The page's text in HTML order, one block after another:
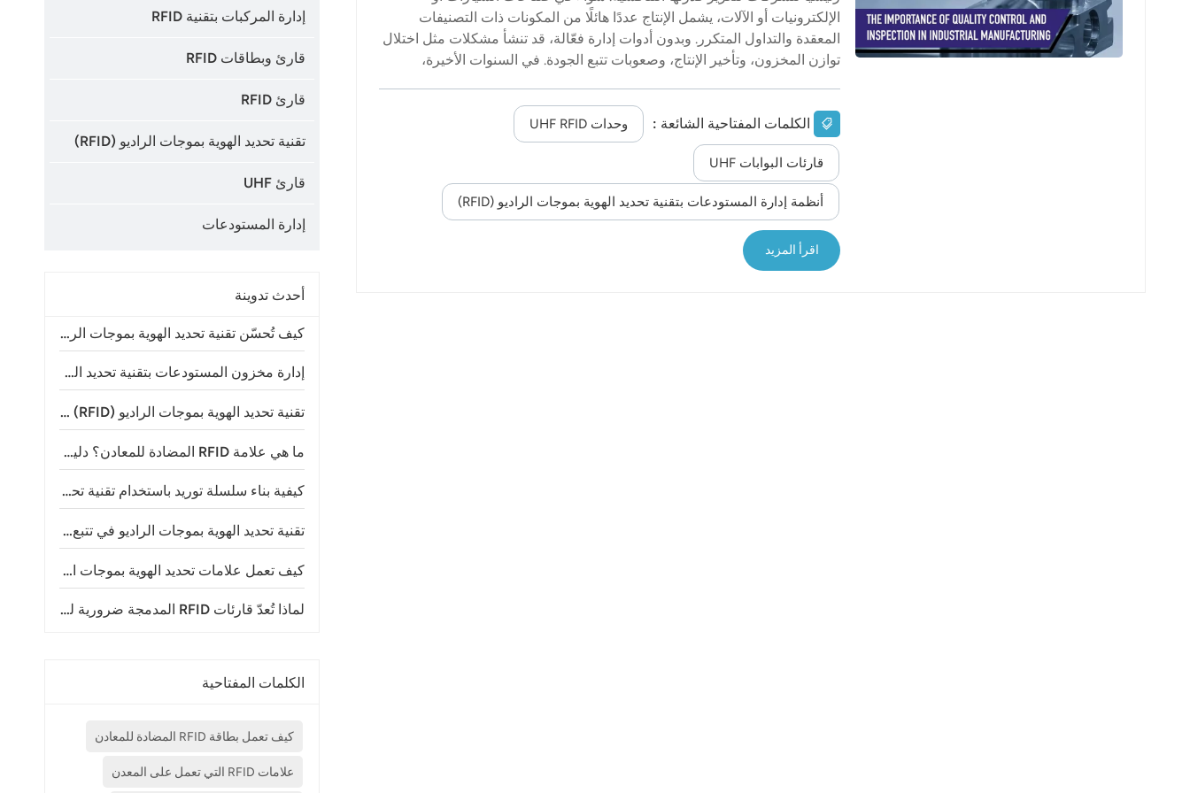
عربي
日语
إدارة المركبات بتقنية RFID
قارئ وبطاقات RFID
قارئ RFID
تقنية تحديد الهوية بموجات الراديو (RFID)
قارئ UHF
إدارة المستودعات
أحدث تدوينة
كيف تُحسّن تقنية تحديد الهوية بموجات الراديو (RFID) دقة جرد المخزون وعمليات المتاجر
إدارة مخزون المستودعات بتقنية تحديد الهوية بموجات الراديو (RFID): الفوائد والتطبيقات ودليل التنفيذ
تقنية تحديد الهوية بموجات الراديو (RFID) في مدن الملاهي: استخداماتها وفوائدها وكيفية عملها
ما هي علامة RFID المضادة للمعادن؟ دليل شامل لتقنية RFID على المعادن
كيفية بناء سلسلة توريد باستخدام تقنية تحديد الهوية بموجات الراديو (RFID) للتتبع
تقنية تحديد الهوية بموجات الراديو في تتبع الحيوانات: إحداث تحول في إدارة الثروة الحيوانية ومراقبة الحياة البرية
كيف تعمل علامات تحديد الهوية بموجات الراديو (RFID) للماشية؟ فهم تكنولوجيا تحديد هوية الماشية الحديثة
لماذا تُعدّ قارئات RFID المدمجة ضرورية لتطبيقات إنترنت الأشياء الحديثة؟
الكلمات المفتاحية
كيف تعمل بطاقة RFID المضادة للمعادن
علامات RFID التي تعمل على المعدن
الإلكترونيات أو الآلات، يشمل الإنتاج عددًا هائلًا من المكونات ذات التصنيفات
المعقدة والتداول المتكرر. وبدون أدوات إدارة فعّالة، قد تنشأ مشكلات مثل اختلال
توازن المخزون، وتأخير الإنتاج، وصعوبات تتبع الجودة. في السنوات الأخيرة،
التلامس، وسرعة القراءة، والتعرف على علامات متعددة، عاملًا تمكينيًا حيويًا في
ورش العمل الذكية، لا سيما في تحسين إدارة المكونات وفحص الجودة. أولاً: نقاط
الضعف في إدارة ورش العمل التقليدية في معظم ورش العمل التقليدية، تعتمد
إدارة المكونات على السجلات اليدوية، أو مسح الرموز الشريطية، أو المستندات
الورقية. ويُعاني هذا النهج من عدة أوجه قصور في جمع البيانات ونق...
الكلمات المفتاحية الشائعة : وحدات UHF RFID
قارئات البوابات UHF
أنظمة إدارة المستودعات بتقنية تحديد الهوية بموجات الراديو (RFID)
اقرأ المزيد